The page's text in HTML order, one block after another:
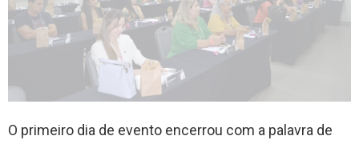
O primeiro dia de evento encerrou com a palavra de